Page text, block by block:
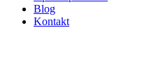
Blog
Kontakt